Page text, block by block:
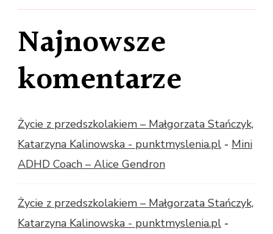
Najnowsze
komentarze
Życie z przedszkolakiem – Małgorzata Stańczyk,
Katarzyna Kalinowska - punktmyslenia.pl - Mini
ADHD Coach – Alice Gendron
Życie z przedszkolakiem – Małgorzata Stańczyk,
Katarzyna Kalinowska - punktmyslenia.pl -